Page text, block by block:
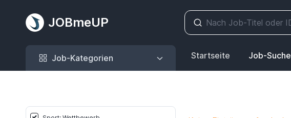
JOBmeUP
Job-Kategorien
Job-Kategorien Startseite Job-Suche